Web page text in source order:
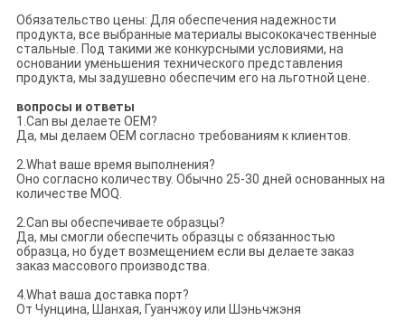
Обязательство цены: Для обеспечения надежности
продукта, все выбранные материалы высококачественные
стальные. Под такими же конкурсными условиями, на
основании уменьшения технического представления
продукта, мы задушевно обеспечим его на льготной цене.
вопросы и ответы
1.Can вы делаете OEM?
Да, мы делаем OEM согласно требованиям к клиентов.
2.What ваше время выполнения?
Оно согласно количеству. Обычно 25-30 дней основанных на
количестве MOQ.
2.Can вы обеспечиваете образцы?
Да, мы смогли обеспечить образцы с обязанностью
образца, но будет возмещением если вы делаете заказ
заказ массового производства.
4.What ваша доставка порт?
От Чунцина, Шанхая, Гуанчжоу или Шэньчжэня